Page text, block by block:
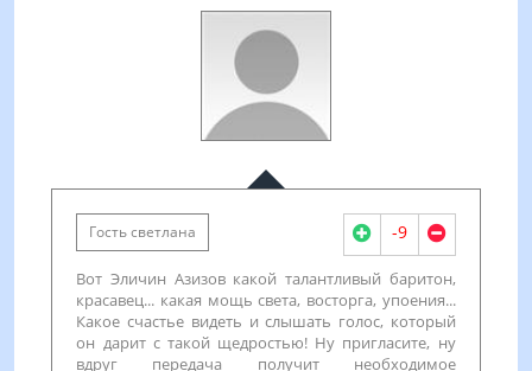
Гость светлана -9
Вот Эличин Азизов какой талантливый баритон,
красавец... какая мощь света, восторга, упоения...
Какое счастье видеть и слышать голос, который
он дарит с такой щедростью! Ну пригласите, ну
вдруг передача получит необходимое